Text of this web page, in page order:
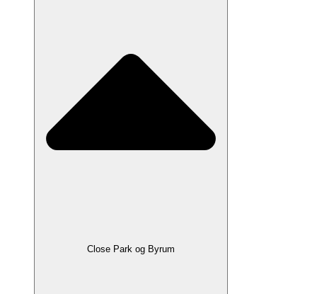
Close Park og Byrum